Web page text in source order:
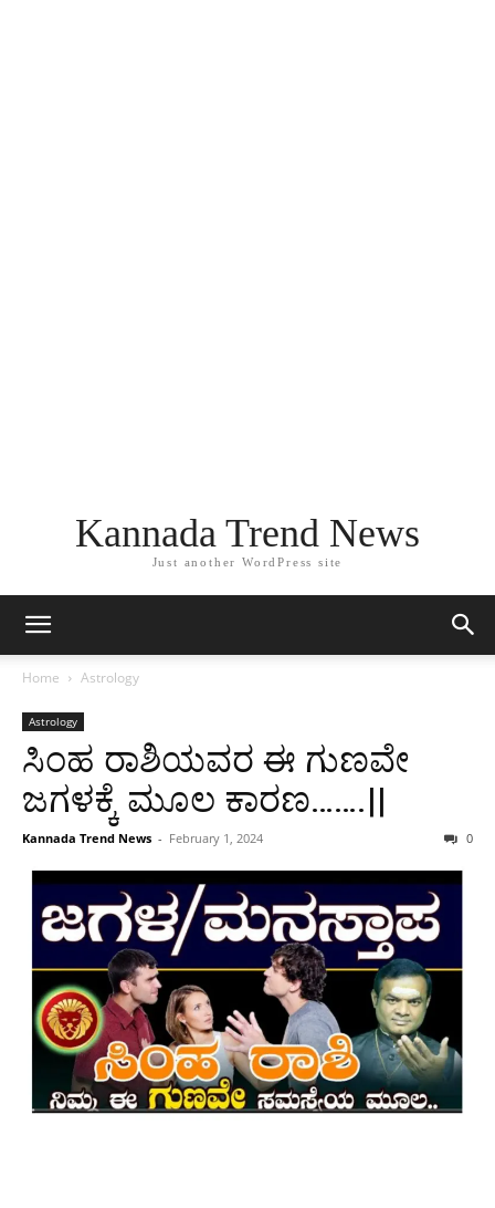
Kannada Trend News
Just another WordPress site
Home Astrology
Astrology
ಸಿಂಹ ರಾಶಿಯವರ ಈ ಗುಣವೇ
ಜಗಳಕ್ಕೆ ಮೂಲ ಕಾರಣ…….||
Kannada Trend News - February 1, 2024 0